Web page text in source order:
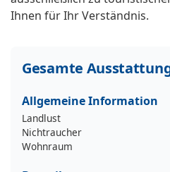
Ihnen für Ihr Verständnis.
Gesamte
Allgemeine Information
Landlust
Nichtraucher
Wohnraum